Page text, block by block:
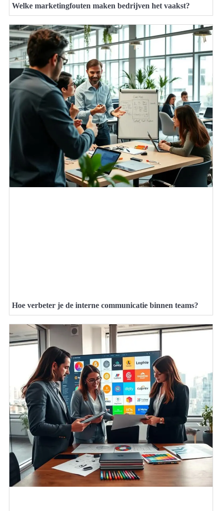
Welke marketingfouten maken bedrijven het vaakst?
Hoe verbeter je de interne communicatie binnen teams?